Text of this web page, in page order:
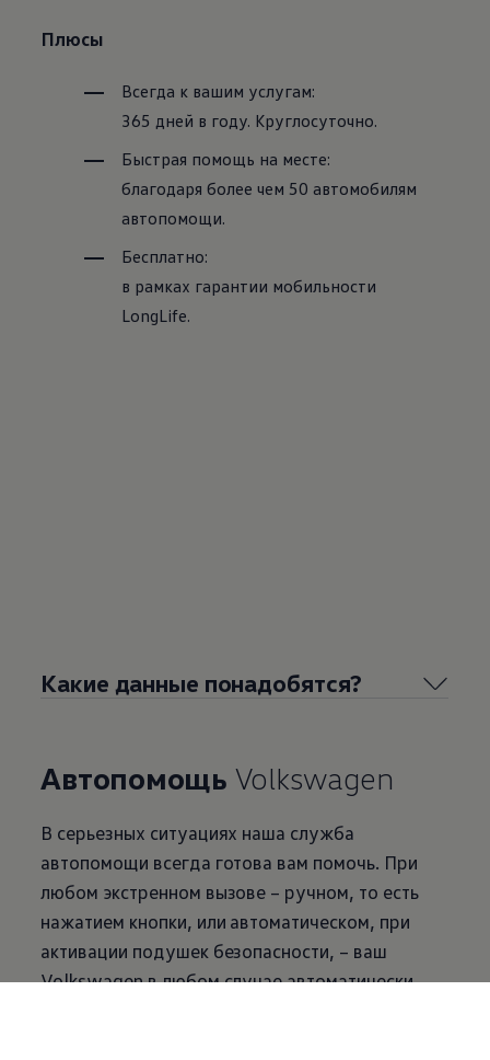
Плюсы
Всегда к вашим услугам:
365 дней в году. Круглосуточно.
Быстрая помощь на месте:
благодаря более чем 50 автомобилям
автопомощи.
Бесплатно:
в рамках гарантии мобильности
LongLife.
Какие данные понадобятся?
Автопомощь Volkswagen
В серьезных ситуациях наша служба
автопомощи всегда готова вам помочь. При
любом экстренном вызове – ручном, то есть
нажатием кнопки, или автоматическом, при
активации подушек безопасности, – ваш
Volkswagenв любом случае автоматически